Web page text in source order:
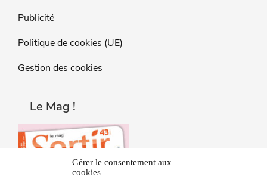
Gérer le consentement aux
cookies
Publicité
Politique de cookies (UE)
Gestion des cookies
Le Mag !